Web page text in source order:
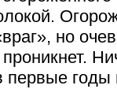
но
проникнет.
первые